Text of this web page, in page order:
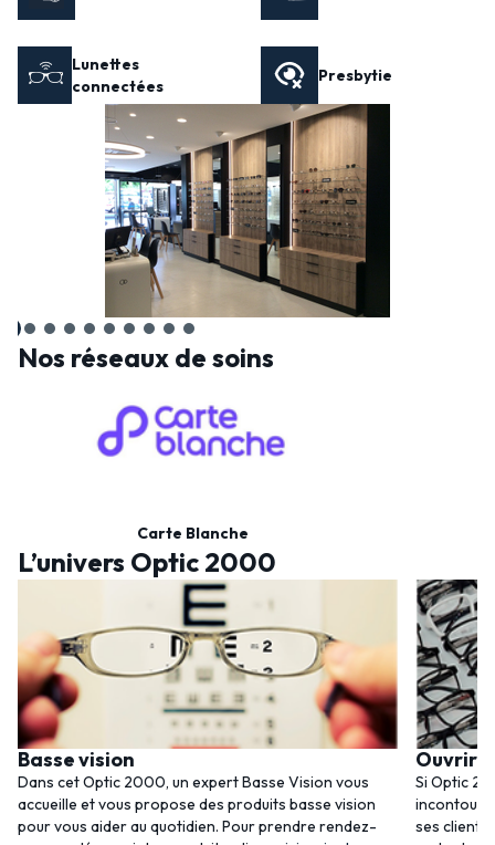
Lunettes
connectées
Presbytie
Nos réseaux de soins
Carte Blanche
L’univers Optic 2000
Basse vision
Dans cet Optic 2000, un expert Basse Vision vous
accueille et vous propose des produits basse vision
pour vous aider au quotidien. Pour prendre rendez-
Ouvrir
Si Optic
ses